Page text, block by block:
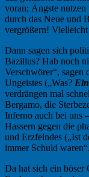
voran; Ängste
durch das Neue und
vergrößern! Vielleicht
Dann sagen sich
Bazillus? Hab noch
Verschwörer“, sagen
Ungeistes („Was? Ein
verdrängen mal
Bergamo, die
Inferno auch bei uns
Hassern gegen die
und Erzfeindes („Ist
immer Schuld
Da hat sich ein böser